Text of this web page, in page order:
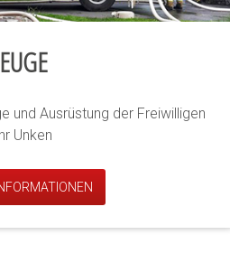
und Ausrüstung der Freiwilligen
Unken